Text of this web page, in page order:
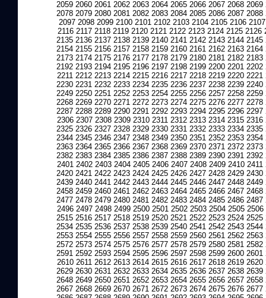
2059 2060 2061 2062 2063 2064 2065 2066 2067 2068 2069
2078 2079 2080 2081 2082 2083 2084 2085 2086 2087 2088
2097 2098 2099 2100 2101 2102 2103 2104 2105 2106 2107
2116 2117 2118 2119 2120 2121 2122 2123 2124 2125 2126
2135 2136 2137 2138 2139 2140 2141 2142 2143 2144 2145
2154 2155 2156 2157 2158 2159 2160 2161 2162 2163 2164
2173 2174 2175 2176 2177 2178 2179 2180 2181 2182 2183
2192 2193 2194 2195 2196 2197 2198 2199 2200 2201 2202
2211 2212 2213 2214 2215 2216 2217 2218 2219 2220 2221
2230 2231 2232 2233 2234 2235 2236 2237 2238 2239 2240
2249 2250 2251 2252 2253 2254 2255 2256 2257 2258 2259
2268 2269 2270 2271 2272 2273 2274 2275 2276 2277 2278
2287 2288 2289 2290 2291 2292 2293 2294 2295 2296 2297
2306 2307 2308 2309 2310 2311 2312 2313 2314 2315 2316
2325 2326 2327 2328 2329 2330 2331 2332 2333 2334 2335
2344 2345 2346 2347 2348 2349 2350 2351 2352 2353 2354
2363 2364 2365 2366 2367 2368 2369 2370 2371 2372 2373
2382 2383 2384 2385 2386 2387 2388 2389 2390 2391 2392
2401 2402 2403 2404 2405 2406 2407 2408 2409 2410 2411
2420 2421 2422 2423 2424 2425 2426 2427 2428 2429 2430
2439 2440 2441 2442 2443 2444 2445 2446 2447 2448 2449
2458 2459 2460 2461 2462 2463 2464 2465 2466 2467 2468
2477 2478 2479 2480 2481 2482 2483 2484 2485 2486 2487
2496 2497 2498 2499 2500 2501 2502 2503 2504 2505 2506
2515 2516 2517 2518 2519 2520 2521 2522 2523 2524 2525
2534 2535 2536 2537 2538 2539 2540 2541 2542 2543 2544
2553 2554 2555 2556 2557 2558 2559 2560 2561 2562 2563
2572 2573 2574 2575 2576 2577 2578 2579 2580 2581 2582
2591 2592 2593 2594 2595 2596 2597 2598 2599 2600 2601
2610 2611 2612 2613 2614 2615 2616 2617 2618 2619 2620
2629 2630 2631 2632 2633 2634 2635 2636 2637 2638 2639
2648 2649 2650 2651 2652 2653 2654 2655 2656 2657 2658
2667 2668 2669 2670 2671 2672 2673 2674 2675 2676 2677